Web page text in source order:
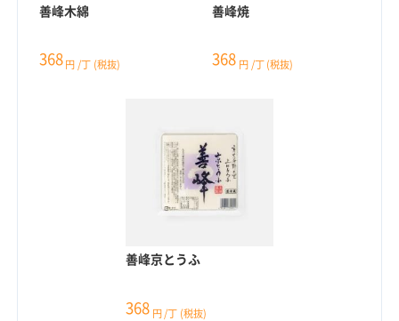
善峰木綿
368 円 /丁 (税抜)
善峰焼
368 円 /丁 (税抜)
善峰京とうふ
368 円 /丁 (税抜)